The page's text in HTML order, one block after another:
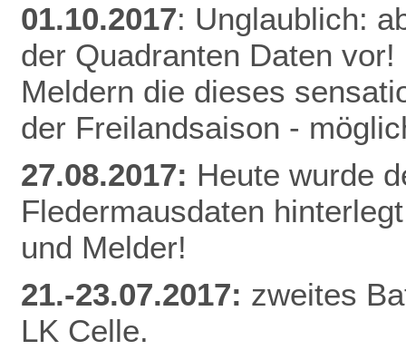
01.10.2017: Unglaublich:
der Quadranten Daten
Meldern die dieses
der Freilandsaison -
27.08.2017: Heute wurde
Fledermausdaten
und Melder!
21.-23.07.2017: zweites
LK Celle.